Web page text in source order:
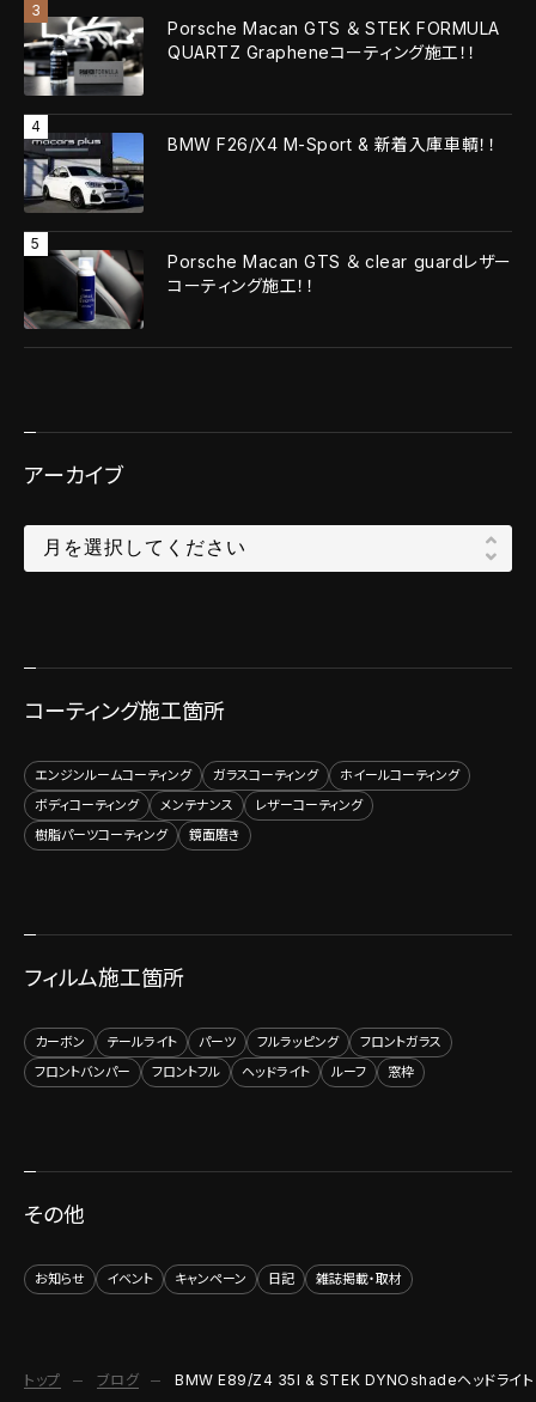
Porsche Macan GTS ＆ STEK FORMULA
QUARTZ Grapheneコーティング施工！！
BMW F26/X4 M-Sport & 新着入庫車輌！！
Porsche Macan GTS ＆ clear guardレザー
コーティング施工！！
アーカイブ
コーティング施工箇所
エンジンルームコーティング ガラスコーティング
ホイールコーティング
ボディコーティング
メンテナンス
レザーコーティング
樹脂パーツコーティング
鏡面磨き
フィルム施工箇所
カーボン テールライト パーツ フルラッピング
フロントガラス
フロントバンパー
フロントフル ヘッドライト ルーフ 窓枠
その他
お知らせ イベント キャンペーン 日記 雑誌掲載・取材
トップ ブログ BMW E89/Z4 35I & STEK DYNOshadeヘッドライト プ